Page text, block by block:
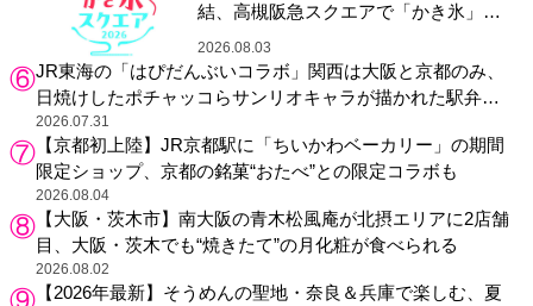
結、高槻阪急スクエアで「かき氷」祭
り
2026.08.03
JR東海の「はぴだんぶいコラボ」関西は大阪と京都のみ、
日焼けしたポチャッコらサンリオキャラが描かれた駅弁や
グッズが登場
2026.07.31
【京都初上陸】JR京都駅に「ちいかわベーカリー」の期間
限定ショップ、京都の銘菓“おたべ”との限定コラボも
2026.08.04
【大阪・茨木市】南大阪の青木松風庵が北摂エリアに2店舗
目、大阪・茨木でも“焼きたて”の月化粧が食べられる
2026.08.02
【2026年最新】そうめんの聖地・奈良＆兵庫で楽しむ、夏